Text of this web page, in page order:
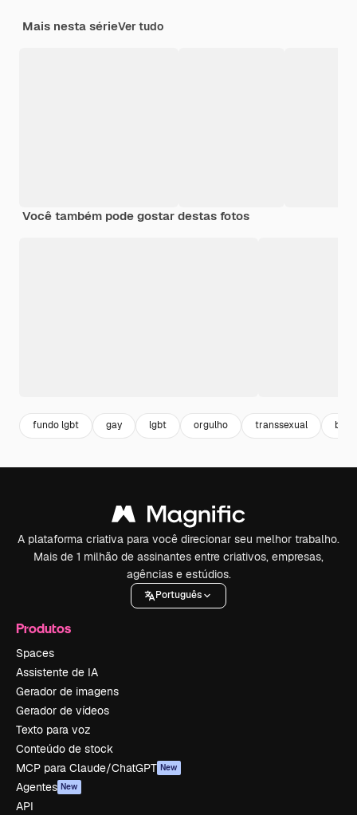
Mais nesta sérieVer tudo
Você também pode gostar destas fotos
fundo lgbt gay lgbt orgulho transsexual
A plataforma criativa para você direcionar seu melhor trabalho.
Mais de 1 milhão de assinantes entre criativos, empresas,
agências e estúdios.
Português
Produtos
Spaces
Assistente de IA
Gerador de imagens
Gerador de vídeos
Texto para voz
Conteúdo de stock
MCP para Claude/ChatGPT New
Agentes New
API